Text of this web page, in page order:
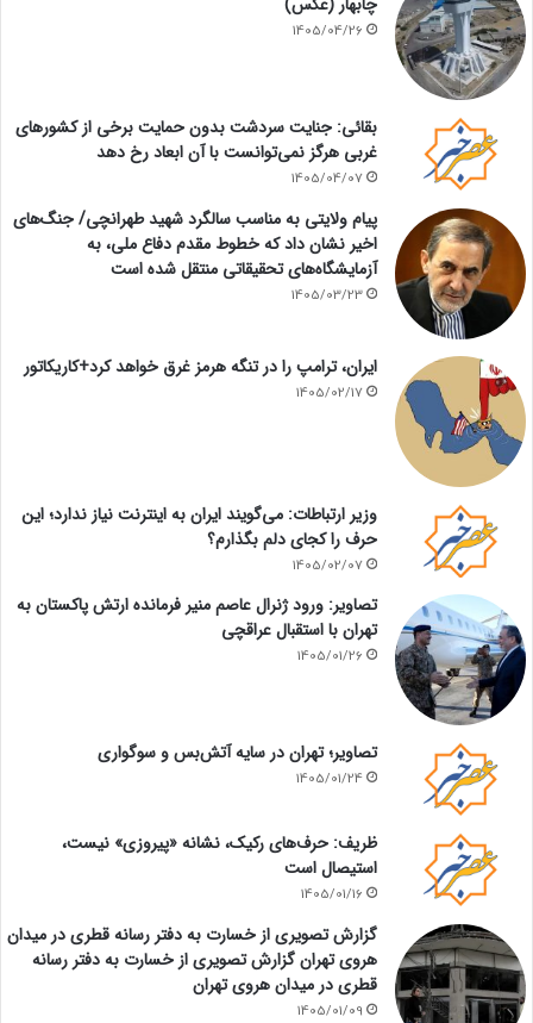
1405/04/26
بقائی: جنایت سردشت بدون حمایت برخی از کشورهای
غربی هرگز نمی‌توانست با آن ابعاد رخ دهد
1405/04/07
پیام ولایتی به مناسب سالگرد شهید طهرانچی/ جنگ‌های
اخیر نشان داد که خطوط مقدم دفاع ملی، به
آزمایشگاه‌های تحقیقاتی منتقل شده است
1405/03/23
ایران، ترامپ را در تنگه هرمز غرق خواهد کرد+کاریکاتور
1405/02/17
وزیر ارتباطات: می‌گویند ایران به اینترنت نیاز ندارد؛ این
حرف را کجای دلم بگذارم؟
1405/02/07
تصاویر: ورود ژنرال عاصم منیر فرمانده ارتش پاکستان به
تهران با استقبال عراقچی
1405/01/26
تصاویر؛ تهران در سایه آتش‌بس و سوگواری
1405/01/24
ظریف: حرف‌های رکیک، نشانه «پیروزی» نیست،
استیصال است
1405/01/16
گزارش تصویری از خسارت به دفتر رسانه قطری در میدان
هروی تهران گزارش تصویری از خسارت به دفتر رسانه
قطری در میدان هروی تهران
1405/01/09